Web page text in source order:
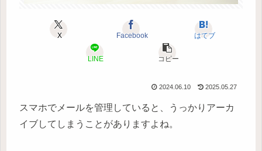
X Facebook はてブ
LINE コピー
2024.06.10 2025.05.27
スマホでメールを管理していると、うっかりアーカ
イブしてしまうことがありますよね。